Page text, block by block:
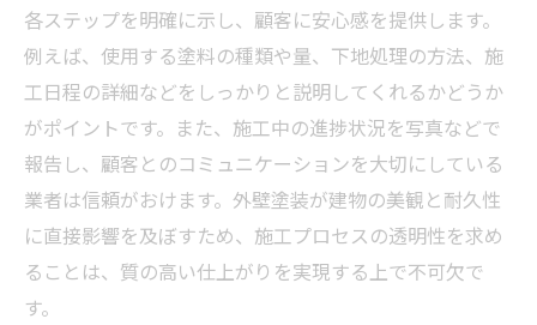
各ステップを明確に示し、顧客に安心感を提供します。
例えば、使用する塗料の種類や量、下地処理の方法、施
工日程の詳細などをしっかりと説明してくれるかどうか
がポイントです。また、施工中の進捗状況を写真などで
報告し、顧客とのコミュニケーションを大切にしている
業者は信頼がおけます。外壁塗装が建物の美観と耐久性
に直接影響を及ぼすため、施工プロセスの透明性を求め
ることは、質の高い仕上がりを実現する上で不可欠で
す。